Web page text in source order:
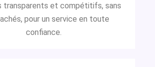
transparents et compétitifs, sans
pour un service en toute
confiance.